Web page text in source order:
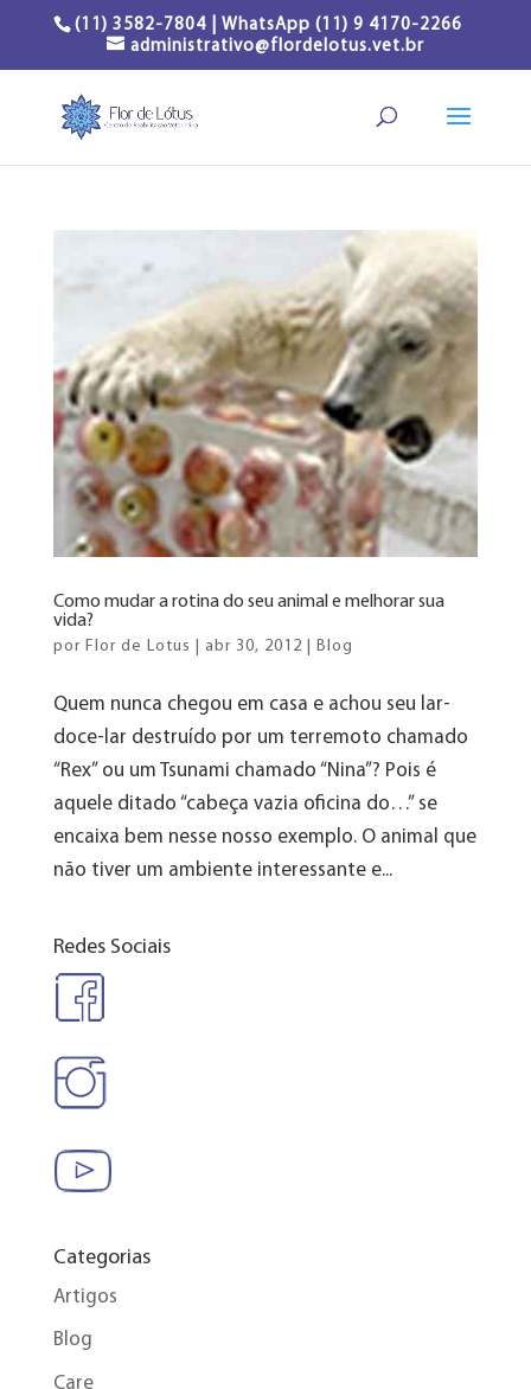
(11) 3582-7804 | WhatsApp (11) 9 4170-2266
administrativo@flordelotus.vet.br
Como mudar a rotina do seu animal e melhorar sua
vida?
por Flor de Lotus abr 30, 2012 Blog
Quem nunca chegou em casa e achou seu lar-
doce-lar destruído por um terremoto chamado
“Rex” ou um Tsunami chamado “Nina”? Pois é
aquele ditado “cabeça vazia oficina do…” se
encaixa bem nesse nosso exemplo. O animal que
não tiver um ambiente interessante e...
Redes Sociais
Categorias
Artigos
Blog
Care